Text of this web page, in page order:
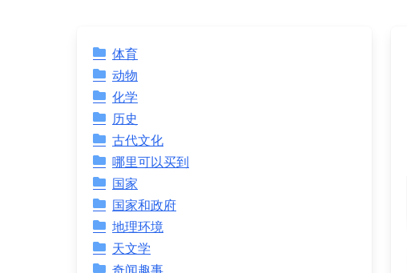
体育
动物
化学
历史
古代文化
哪里可以买到
国家
国家和政府
地理环境
天文学